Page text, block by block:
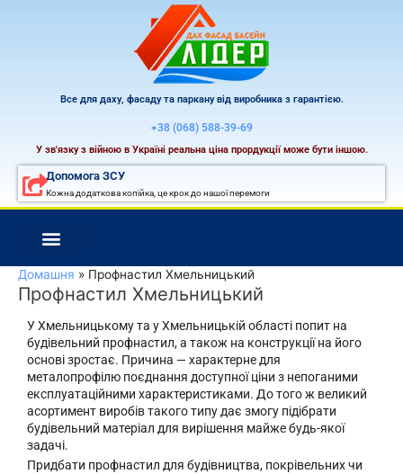
Все для даху, фасаду та паркану від виробника з гарантією.
+38 (068) 588-39-69
У зв'язку з війною в Україні реальна ціна прордукції може бути іншою.
Допомога ЗСУ
Кожна додаткова копійка, це крок до нашої перемоги
Домашня Профнастил Хмельницький
Профнастил Хмельницький
У Хмельницькому та у Хмельницькій області попит на
будівельний профнастил, а також на конструкції на його
основі зростає. Причина — характерне для
металопрофілю поєднання доступної ціни з непоганими
експлуатаційними характеристиками. До того ж великий
асортимент виробів такого типу дає змогу підібрати
будівельний матеріал для вирішення майже будь-якої
задачі.
Придбати профнастил для будівництва, покрівельних чи